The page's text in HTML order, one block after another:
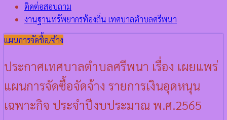
ติดต่อสอบถาม
งานฐานทรัพยากรท้องถิ่น เทศบาลตำบลศรีพนา
แผนการจัดชื้อ/จ้าง
ประกาศเทศบาลตำบลศรีพนา เรื่อง เผยแพร่
แผนการจัดซื้อจัดจ้าง รายการเงินอุดหนุน
เฉพาะกิจ ประจำปีงบประมาณ พ.ศ.2565